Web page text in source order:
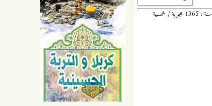
الكافي : 5 / 467 ، للشيخ أبي جعفر محمد بن يعقوب بن إسحاق الكُليني ، المُلَقَّب بثقة الإسلام ، المتوفى سنة : 329 هجرية ، طبعة دار الكتب الإسلامية ، سنة : 1365 هجرية / شمسية